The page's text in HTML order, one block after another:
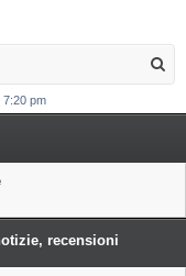
a
7:20 pm
recensioni